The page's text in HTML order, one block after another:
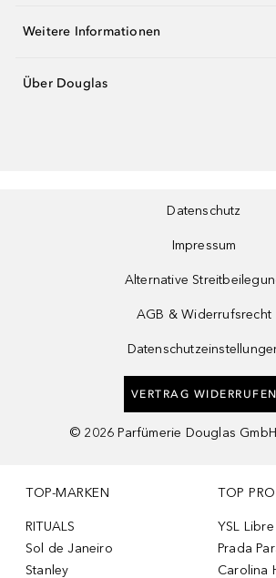
Weitere Informationen
Über Douglas
Datenschutz
Impressum
Alternative
AGB & Widerrufsrecht
VERTRAG WIDERRUFEN
© 2026 Parfümerie Douglas
TOP-MARKEN
RITUALS
Sol de Janeiro
Stanley
TOP
YSL Libre
Prada
Carolina